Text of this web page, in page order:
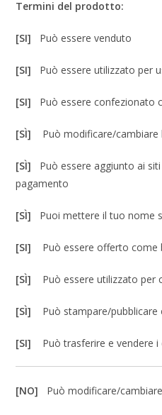
Termini del prodotto:
[SI] Può essere venduto
[SI] Può essere utilizzato per
[SI] Può essere confezionato
[SÌ] Può modificare/cambiare
[SÌ] Può essere aggiunto ai
pagamento
[SÌ] Puoi mettere il tuo nome
[SI] Può essere offerto come
[SÌ] Può essere utilizzato per
[SÌ] Può stampare/pubblicare
[SI] Può trasferire e vendere
[NO] Può modificare/